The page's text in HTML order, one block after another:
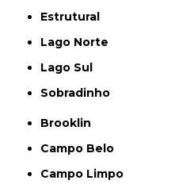
Estrutural
Lago Norte
Lago Sul
Sobradinho
Brooklin
Campo Belo
Campo Limpo